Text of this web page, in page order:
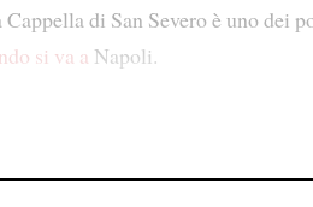
di San Severo è uno dei
si va a Napoli.